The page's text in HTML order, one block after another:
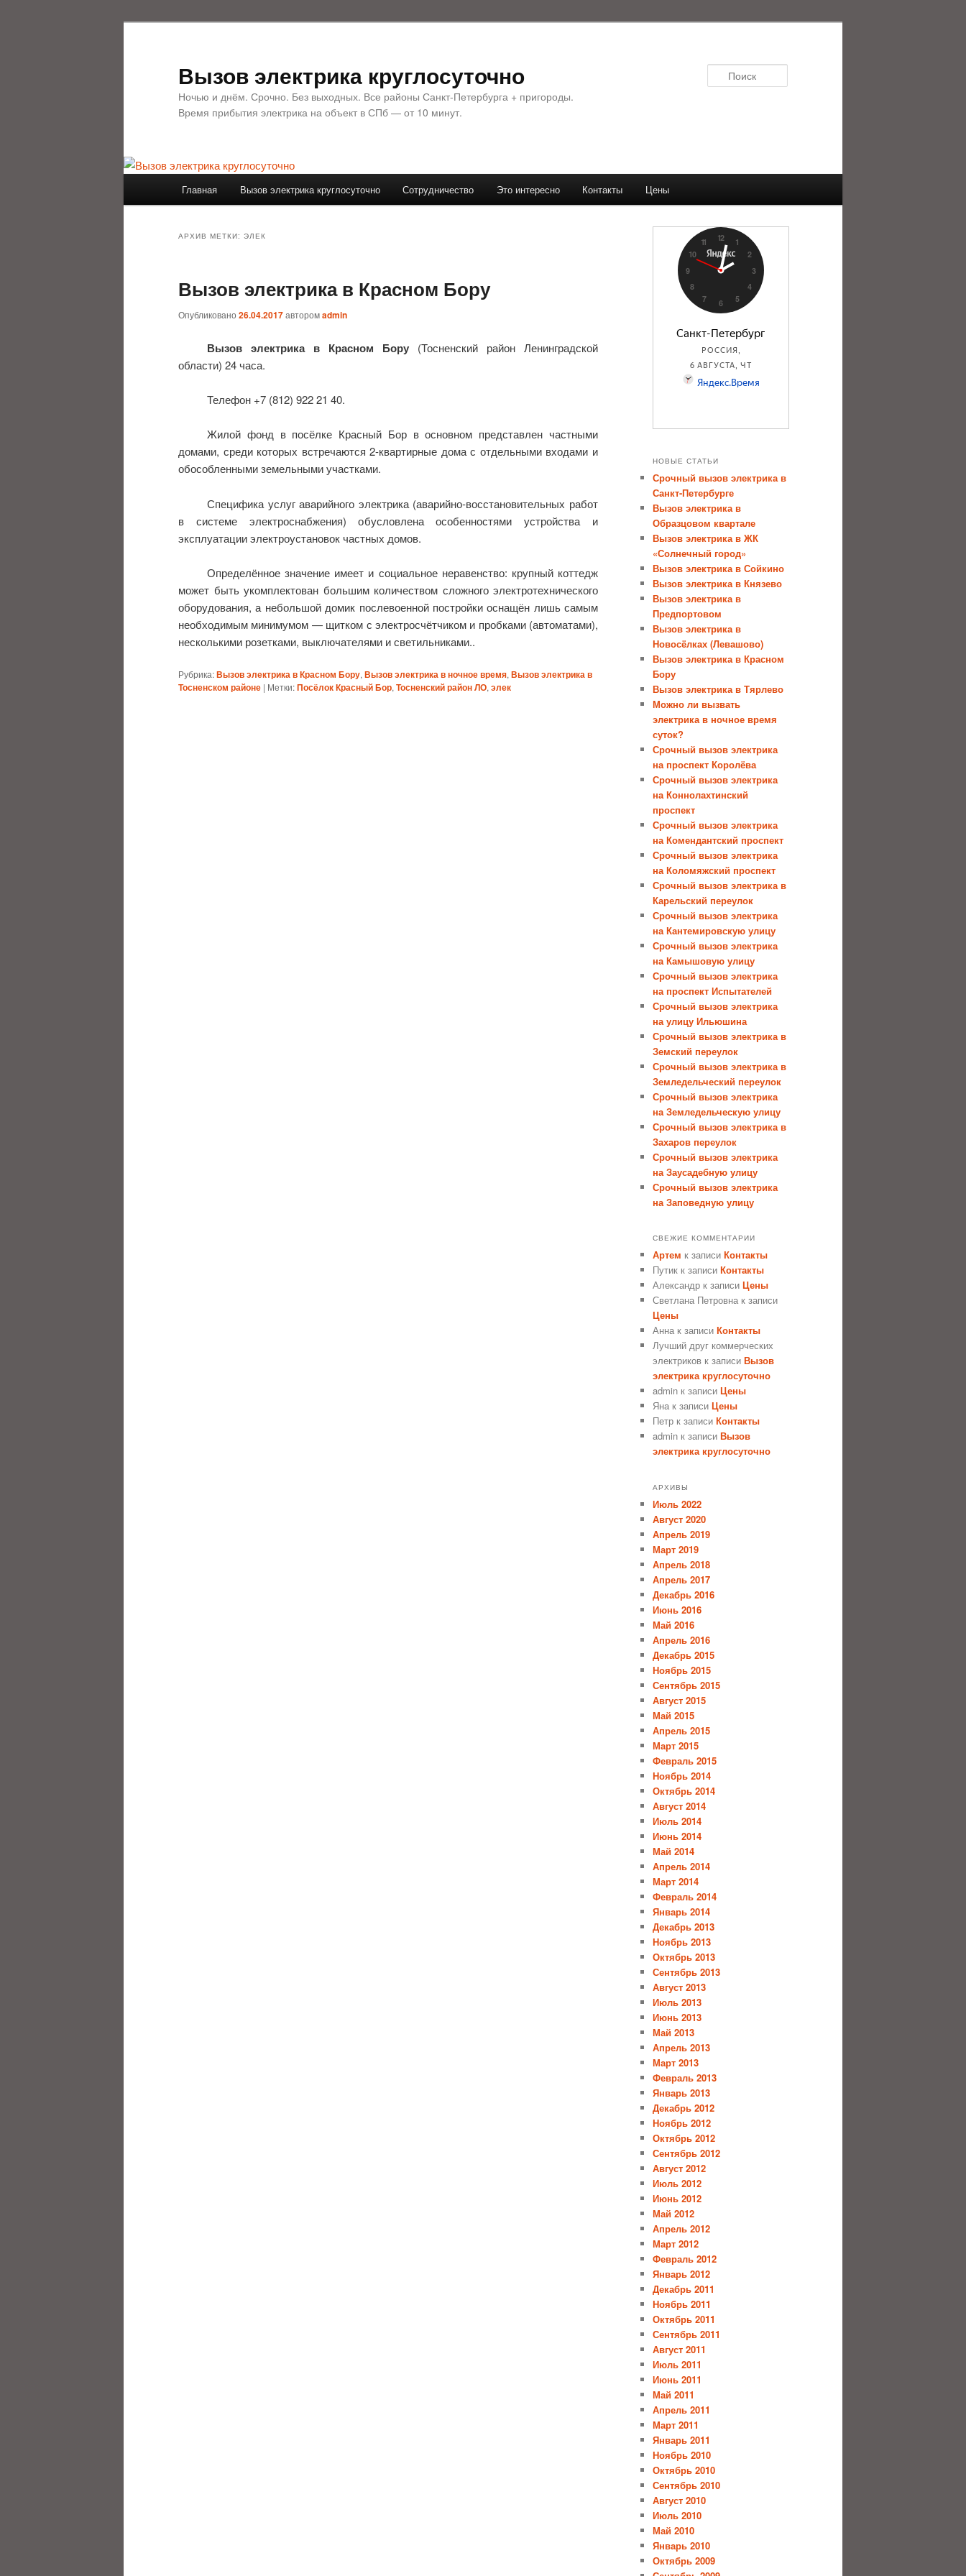
Вызов электрика круглосуточно
Ночью и днём. Срочно. Без выходных. Все районы Санкт-Петербурга + пригороды.
Время прибытия электрика на объект в СПб — от 10 минут.
Главная Вызов электрика круглосуточно Сотрудничество Это интересно Контакты Цены
АРХИВ МЕТКИ: ЭЛЕК
Вызов электрика в Красном Бору
Опубликовано 26.04.2017авторомadmin
Вызов электрика в Красном Бору (Тосненский район Ленинградской
области) 24 часа.
Телефон +7 (812) 922 21 40.
Жилой фонд в посёлке Красный Бор в основном представлен частными
домами, среди которых встречаются 2-квартирные дома с отдельными входами и
обособленными земельными участками.
Специфика услуг аварийного электрика (аварийно-восстановительных работ
в системе электроснабжения) обусловлена особенностями устройства и
эксплуатации электроустановок частных домов.
Определённое значение имеет и социальное неравенство: крупный коттедж
может быть укомплектован большим количеством сложного электротехнического
оборудования, а небольшой домик послевоенной постройки оснащён лишь самым
необходимым минимумом — щитком с электросчётчиком и пробками (автоматами),
несколькими розетками, выключателями и светильниками..
Рубрика:Вызов электрика в Красном Бору,Вызов электрика в ночное время,Вызов электрика в
Тосненском районе | Метки:Посёлок Красный Бор,Тосненский район ЛО,элек
НОВЫЕ СТАТЬИ
Срочный вызов электрика в
Санкт-Петербурге
Вызов электрика в
Образцовом квартале
Вызов электрика в ЖК
«Солнечный город»
Вызов электрика в Сойкино
Вызов электрика в Князево
Вызов электрика в
Предпортовом
Вызов электрика в
Новосёлках (Левашово)
Вызов электрика в Красном
Бору
Вызов электрика в Тярлево
Можно ли вызвать
электрика в ночное время
суток?
Срочный вызов электрика
на проспект Королёва
Срочный вызов электрика
на Коннолахтинский
проспект
Срочный вызов электрика
на Комендантский проспект
Срочный вызов электрика
на Коломяжский проспект
Срочный вызов электрика в
Карельский переулок
Срочный вызов электрика
на Кантемировскую улицу
Срочный вызов электрика
на Камышовую улицу
Срочный вызов электрика
на проспект Испытателей
Срочный вызов электрика
на улицу Ильюшина
Срочный вызов электрика в
Земский переулок
Срочный вызов электрика в
Земледельческий переулок
Срочный вызов электрика
на Земледельческую улицу
Срочный вызов электрика в
Захаров переулок
Срочный вызов электрика
на Заусадебную улицу
Срочный вызов электрика
на Заповедную улицу
СВЕЖИЕ КОММЕНТАРИИ
Артем к записи Контакты
Путик к записи Контакты
Александр к записи Цены
Светлана Петровна к записи
Цены
Анна к записи Контакты
Лучший друг коммерческих
электриков к записи Вызов
электрика круглосуточно
admin к записи Цены
Яна к записи Цены
Петр к записи Контакты
admin к записи Вызов
электрика круглосуточно
АРХИВЫ
Июль 2022
Август 2020
Апрель 2019
Март 2019
Апрель 2018
Апрель 2017
Декабрь 2016
Июнь 2016
Май 2016
Апрель 2016
Декабрь 2015
Ноябрь 2015
Сентябрь 2015
Август 2015
Май 2015
Апрель 2015
Март 2015
Февраль 2015
Ноябрь 2014
Октябрь 2014
Август 2014
Июль 2014
Июнь 2014
Май 2014
Апрель 2014
Март 2014
Февраль 2014
Январь 2014
Декабрь 2013
Ноябрь 2013
Октябрь 2013
Сентябрь 2013
Август 2013
Июль 2013
Июнь 2013
Май 2013
Апрель 2013
Март 2013
Февраль 2013
Январь 2013
Декабрь 2012
Ноябрь 2012
Октябрь 2012
Сентябрь 2012
Август 2012
Июль 2012
Июнь 2012
Май 2012
Апрель 2012
Март 2012
Февраль 2012
Январь 2012
Декабрь 2011
Ноябрь 2011
Октябрь 2011
Сентябрь 2011
Август 2011
Июль 2011
Июнь 2011
Май 2011
Апрель 2011
Март 2011
Январь 2011
Ноябрь 2010
Октябрь 2010
Сентябрь 2010
Август 2010
Июль 2010
Май 2010
Январь 2010
Октябрь 2009